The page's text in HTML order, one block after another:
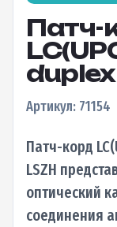
Патч-
Артикул: 71154
Патч-корд
LSZH
оптический
соединения